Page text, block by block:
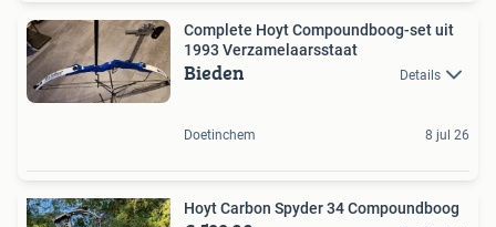
Complete Hoyt Compoundboog-set uit
1993 Verzamelaarsstaat
Bieden Details
Doetinchem 8 jul 26
Hoyt Carbon Spyder 34 Compoundboog